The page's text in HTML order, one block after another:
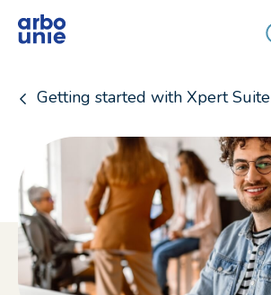
Getting started with Xpert Suite